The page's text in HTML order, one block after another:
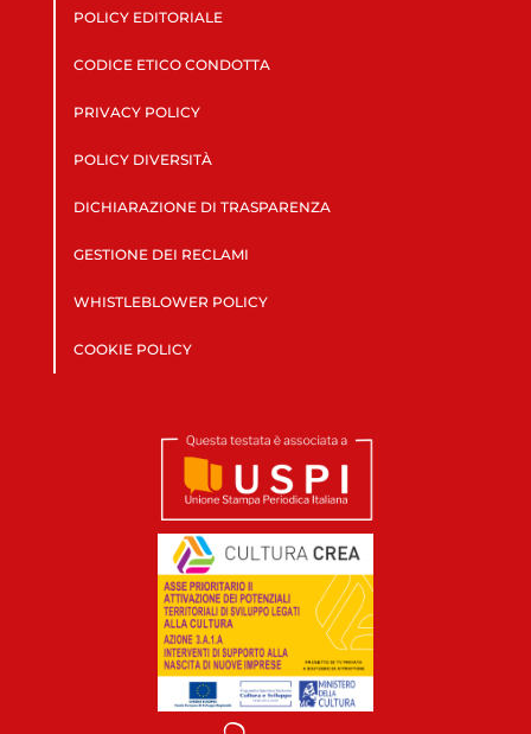
POLICY EDITORIALE
CODICE ETICO CONDOTTA
PRIVACY POLICY
POLICY DIVERSITÀ
DICHIARAZIONE DI TRASPARENZA
GESTIONE DEI RECLAMI
WHISTLEBLOWER POLICY
COOKIE POLICY